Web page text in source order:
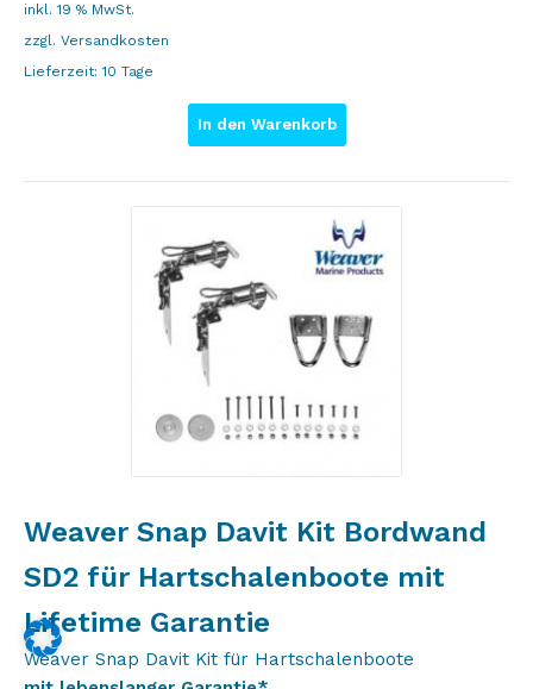
inkl. 19 % MwSt.
zzgl. Versandkosten
Lieferzeit:10 Tage
In den Warenkorb
Weaver Snap Davit Kit Bordwand
SD2 für Hartschalenboote mit
Lifetime Garantie
Weaver Snap Davit Kit für Hartschalenboote